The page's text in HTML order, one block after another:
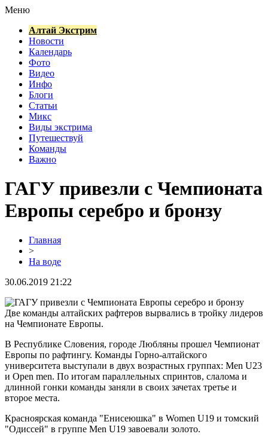
Меню
Алтай Экстрим
Новости
Календарь
Фото
Видео
Инфо
Блоги
Статьи
Микс
Виды экстрима
Путешествуй
Команды
Важно
ГАГУ привезли с Чемпионата
Европы серебро и бронзу
Главная
>
На воде
30.06.2019 21:22
Две команды алтайских рафтеров вырвались в тройку лидеров
на Чемпионате Европы.
В Республике Словения, городе Любляны прошел Чемпионат
Европы по рафтингу. Команды Горно-алтайского
университета выступали в двух возрастных группах: Men U23
и Open men. По итогам параллельных спринтов, слалома и
длинной гонки команды заняли в своих зачетах третье и
второе места.
Красноярская команда "Енисеюшка" в Women U19 и томский
"Одиссей" в группе Men U19 завоевали золото.